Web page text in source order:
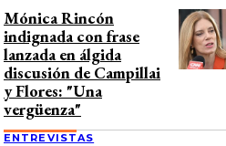
Mónica Rincón
indignada con frase
lanzada en álgida
discusión de Campillai
y Flores: "Una
vergüenza"
ENTREVISTAS